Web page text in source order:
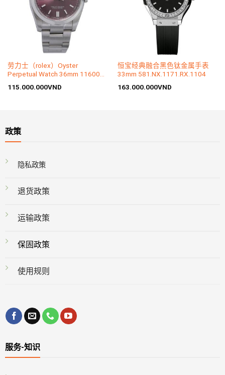
劳力士（rolex）Oyster
Perpetual Watch 36mm 116000
115.000.000VND
恒宝经典融合黑色钛金属手表
33mm 581.NX.1171.RX.1104
163.000.000VND
政策
隐私政策
退货政策
运输政策
保固政策
使用规则
服务-知识